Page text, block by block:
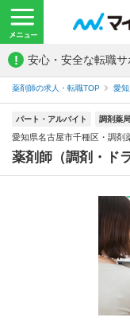
! 安心・安全な転職サ
薬剤師の求人・転職TOP 愛
パート・アルバイト 調剤薬局
愛知県名古屋市千種区・調剤
薬剤師（調剤・ド